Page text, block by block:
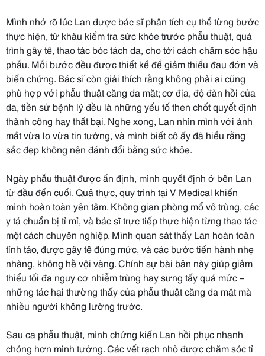
Mình nhớ rõ lúc Lan được bác sĩ phân tích cụ thể từng bước
thực hiện, từ khâu kiểm tra sức khỏe trước phẫu thuật, quá
trình gây tê, thao tác bóc tách da, cho tới cách chăm sóc hậu
phẫu. Mỗi bước đều được thiết kế để giảm thiểu đau đớn và
biến chứng. Bác sĩ còn giải thích rằng không phải ai cũng
phù hợp với phẫu thuật căng da mặt; cơ địa, độ đàn hồi của
da, tiền sử bệnh lý đều là những yếu tố then chốt quyết định
thành công hay thất bại. Nghe xong, Lan nhìn mình với ánh
mắt vừa lo vừa tin tưởng, và mình biết cô ấy đã hiểu rằng
sắc đẹp không nên đánh đổi bằng sức khỏe.
Ngày phẫu thuật được ấn định, mình quyết định ở bên Lan
từ đầu đến cuối. Quả thực, quy trình tại V Medical khiến
mình hoàn toàn yên tâm. Không gian phòng mổ vô trùng, các
y tá chuẩn bị tỉ mỉ, và bác sĩ trực tiếp thực hiện từng thao tác
một cách chuyên nghiệp. Mình quan sát thấy Lan hoàn toàn
tỉnh táo, được gây tê đúng mức, và các bước tiến hành nhẹ
nhàng, không hề vội vàng. Chính sự bài bản này giúp giảm
thiểu tối đa nguy cơ nhiễm trùng hay sưng tấy quá mức –
những tác hại thường thấy của phẫu thuật căng da mặt mà
nhiều người không lường trước.
Sau ca phẫu thuật, mình chứng kiến Lan hồi phục nhanh
chóng hơn mình tưởng. Các vết rạch nhỏ được chăm sóc tỉ